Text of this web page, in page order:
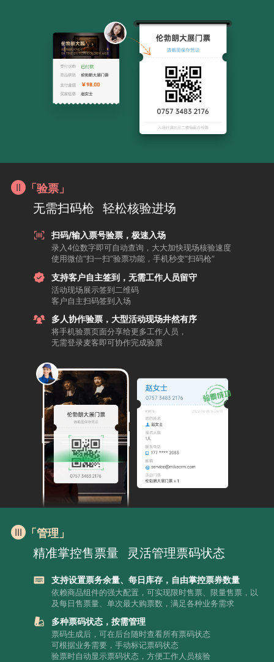
「验票」
无需扫码枪 轻松核验进场
扫码/输入票号验票，极速入场
录入4位数字即可自动查询，大大加快现场核验速度
使用微信“扫一扫”验票功能，手机秒变“扫码枪”
支持客户自主签到，无需工作人员留守
活动现场展示签到二维码
客户自主扫码签到入场
多人协作验票，大型活动现场井然有序
将手机验票页面分享给更多工作人员，
无需登录麦客即可协作完成验票
「管理」
精准掌控售票量 灵活管理票码状态
支持设置票务余量、每日库存，自由掌控票券数量
依赖商品组件的强大配置，可实现限时售票、限量售票，以
及每日售票量、单次最大购票数，满足各种业务需求
多种票码状态，按需管理
票码生成后，可在后台随时查看所有票码状态
可根据业务需要，手动标记票码状态
验票时自动显示票码状态，方便工作人员核验